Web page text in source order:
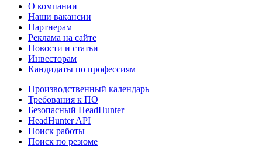
О компании
Наши вакансии
Партнерам
Реклама на сайте
Новости и статьи
Инвесторам
Кандидаты по профессиям
Производственный календарь
Требования к ПО
Безопасный HeadHunter
HeadHunter API
Поиск работы
Поиск по резюме